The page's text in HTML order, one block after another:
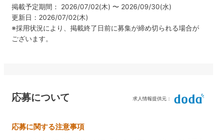
掲載予定期間： 2026/07/02(木) 〜 2026/09/30(水)
更新日：2026/07/02(木)
※採用状況により、掲載終了日前に募集が締め切られる場合が
ございます。
応募について 求人情報提供元：
応募に関する注意事項